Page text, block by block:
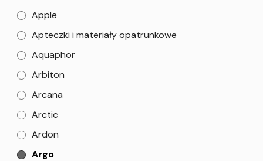
Apple
Apteczki i materiały opatrunkowe
Aquaphor
Arbiton
Arcana
Arctic
Ardon
Argo